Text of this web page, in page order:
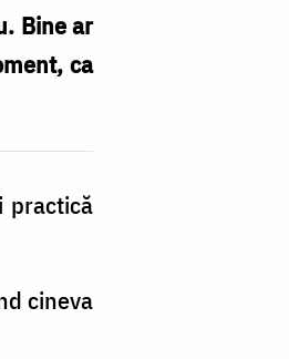
Bine ar
ca
practică
cineva